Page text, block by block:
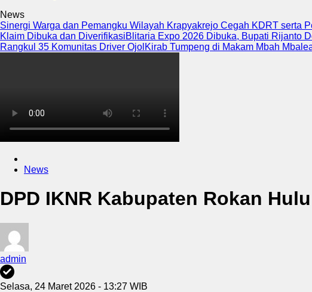
News
Sinergi Warga dan Pemangku Wilayah Krapyakrejo Cegah KDRT serta
Klaim Dibuka dan DiverifikasiBlitaria Expo 2026 Dibuka, Bupati Rijanto
Rangkul 35 Komunitas Driver Ojol Kirab Tumpeng di Makam Mbah
News
DPD IKNR Kabupaten Rokan
admin
Selasa, 24 Maret 2026 - 13:27 WIB